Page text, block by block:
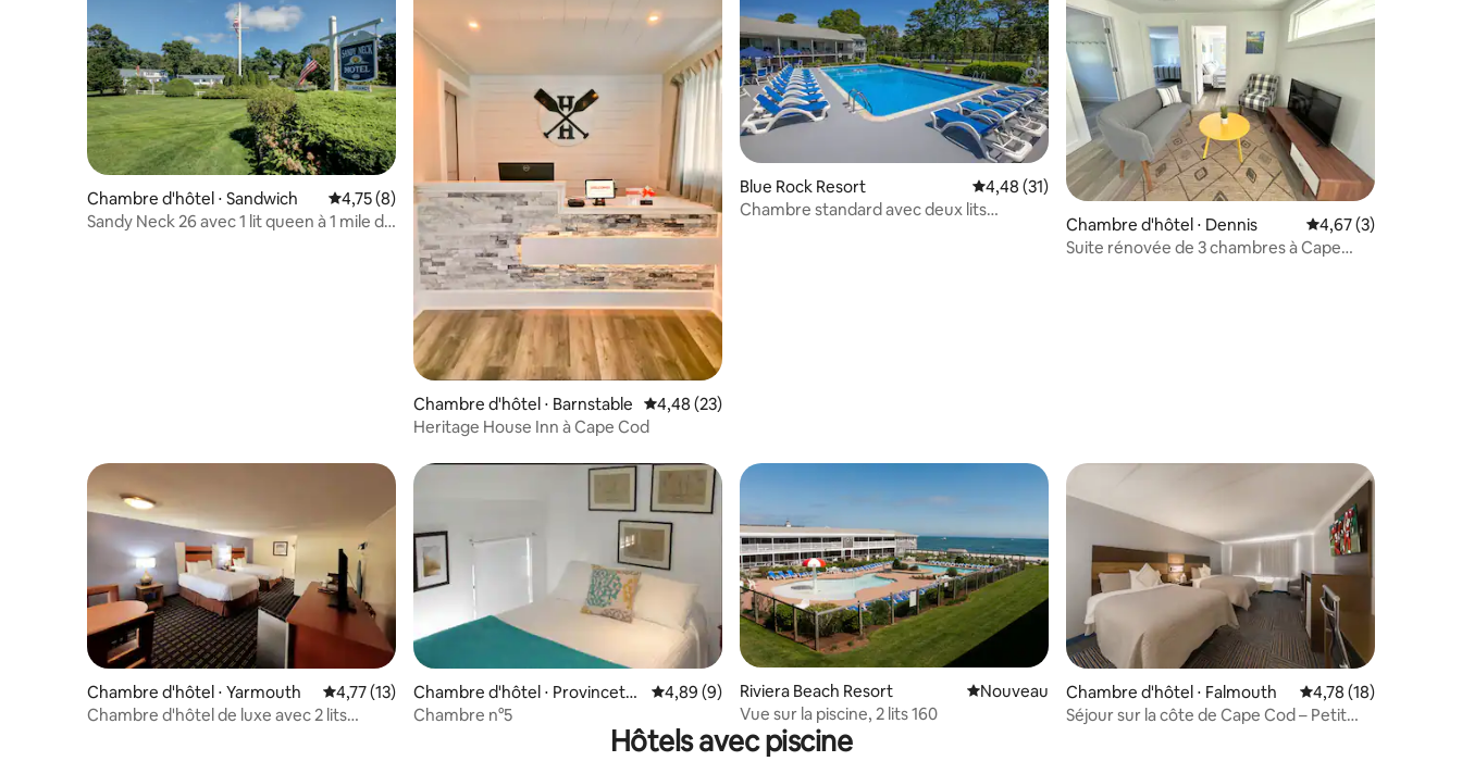
Chambre d'hôtel ⋅ Sandwich Évaluation moyenne sur la base de 8 commentaires : 4,75 sur 5
4,75 (8)
Sandy Neck 26 avec 1 lit queen à 1 mile de
Chambre d'hôtel ⋅ Barnstable Évaluation moyenne sur la base de 23 commentaires : 4,48 sur 5
4,48 (23)
Heritage House Inn à Cape Cod
Blue Rock Resort Évaluation moyenne sur la base de 31 commentaires : 4,48 sur 5
4,48 (31)
Chambre standard avec deux lits
Chambre d'hôtel ⋅ Dennis Évaluation
4,67 (3)
Suite rénovée de 3 chambres à Cape
Chambre d'hôtel ⋅ Yarmouth Évaluation moyenne sur la base de 13 commentaires : 4,77 sur 5
4,77 (13)
Chambre d'hôtel de luxe avec 2 lits
Chambre d'hôtel ⋅ Provinceto
wn
Évaluation moyenne sur la base de 9 commentaires : 4,89 sur 5
4,89 (9)
Chambre n°5
Riviera Beach Resort Nouvel hébergement
Nouveau
Vue sur la piscine, 2 lits 160
Chambre d'hôtel ⋅ Falmouth Évaluation moyenne
4,78 (18)
Séjour sur la côte de Cape Cod – Petit
Hôtels avec piscine